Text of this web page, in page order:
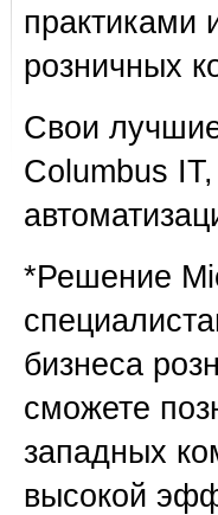
практиками
розничных
Свои
Columbus
*Решение
бизнеса
сможете
западных
высокой